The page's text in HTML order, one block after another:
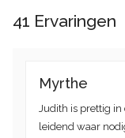
41 Ervaringen
Myrthe
Judith is prettig in
leidend waar